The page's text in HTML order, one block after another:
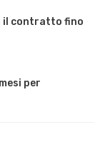
il contratto fino
per